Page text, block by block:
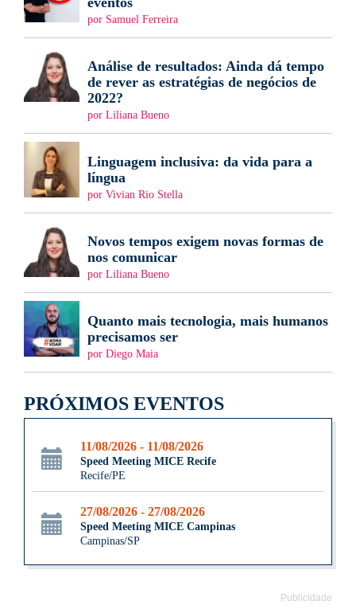
por Samuel Ferreira
Análise de resultados: Ainda dá tempo
de rever as estratégias de negócios de
2022?
por Liliana Bueno
Linguagem inclusiva: da vida para a
língua
por Vivian Rio Stella
Novos tempos exigem novas formas de
nos comunicar
por Liliana Bueno
Quanto mais tecnologia, mais humanos
precisamos ser
por Diego Maia
PRÓXIMOS EVENTOS
11/08/2026 - 11/08/2026
Speed Meeting MICE Recife
Recife/PE
27/08/2026 - 27/08/2026
Speed Meeting MICE Campinas
Campinas/SP
Publicidade